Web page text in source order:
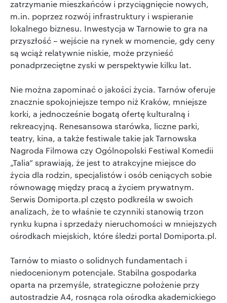
zatrzymanie mieszkańców i przyciągnięcie nowych,
m.in. poprzez rozwój infrastruktury i wspieranie
lokalnego biznesu. Inwestycja w Tarnowie to gra na
przyszłość – wejście na rynek w momencie, gdy ceny
są wciąż relatywnie niskie, może przynieść
ponadprzeciętne zyski w perspektywie kilku lat.
Nie można zapominać o jakości życia. Tarnów oferuje
znacznie spokojniejsze tempo niż Kraków, mniejsze
korki, a jednocześnie bogatą ofertę kulturalną i
rekreacyjną. Renesansowa starówka, liczne parki,
teatry, kina, a także festiwale takie jak Tarnowska
Nagroda Filmowa czy Ogólnopolski Festiwal Komedii
„Talia” sprawiają, że jest to atrakcyjne miejsce do
życia dla rodzin, specjalistów i osób ceniących sobie
równowagę między pracą a życiem prywatnym.
Serwis Domiporta.pl często podkreśla w swoich
analizach, że to właśnie te czynniki stanowią trzon
rynku kupna i sprzedaży nieruchomości w mniejszych
ośrodkach miejskich, które śledzi portal Domiporta.pl.
Tarnów to miasto o solidnych fundamentach i
niedocenionym potencjale. Stabilna gospodarka
oparta na przemyśle, strategiczne położenie przy
autostradzie A4, rosnąca rola ośrodka akademickiego